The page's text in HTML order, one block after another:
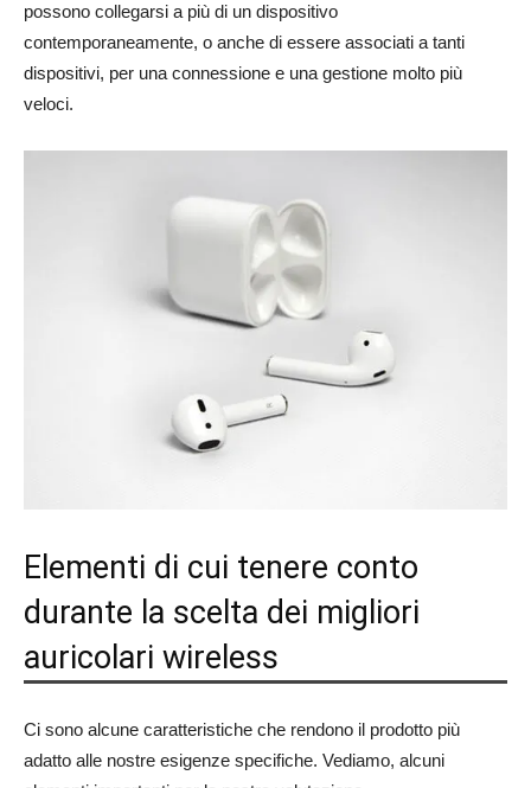
possono collegarsi a più di un dispositivo
contemporaneamente, o anche di essere associati a tanti
dispositivi, per una connessione e una gestione molto più
veloci.
Elementi di cui tenere conto
durante la scelta dei migliori
auricolari wireless
Ci sono alcune caratteristiche che rendono il prodotto più
adatto alle nostre esigenze specifiche. Vediamo, alcuni